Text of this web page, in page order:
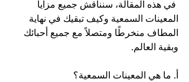
في هذه المقالة، سنناقش جميع مزايا
المعينات السمعية وكيف تبقيك في نهاية
المطاف منخرطًا ومتصلاً مع جميع أحبائك
وبقية العالم.
أ. ما هي المعينات السمعية؟